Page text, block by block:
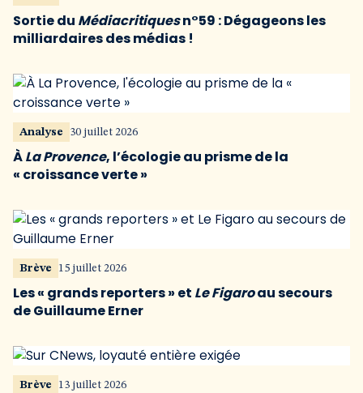
Sortie du Médiacritiquesn°59 : Dégageons les
milliardaires des médias !
Analyse 30 juillet 2026
ÀLa Provence, l’écologie au prisme de la
« croissance verte »
Brève 15 juillet 2026
Les « grands reporters » et Le Figaroau secours
de Guillaume Erner
Brève 13 juillet 2026